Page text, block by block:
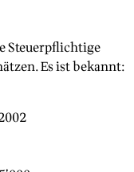
Steuerpflichtige
Es ist bekannt: